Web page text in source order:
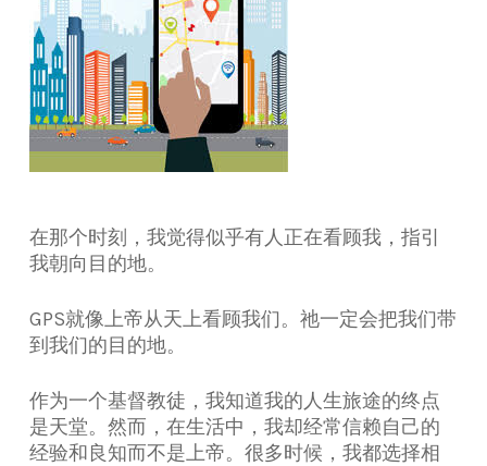
在那个时刻，我觉得似乎有人正在看顾我，指引
我朝向目的地。
GPS就像上帝从天上看顾我们。祂一定会把我们带
到我们的目的地。
作为一个基督教徒，我知道我的人生旅途的终点
是天堂。然而，在生活中，我却经常信赖自己的
经验和良知而不是上帝。很多时候，我都选择相